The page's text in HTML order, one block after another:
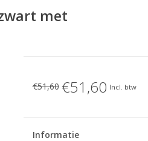
met
€51,60 €51,60 Incl. btw
Informatie